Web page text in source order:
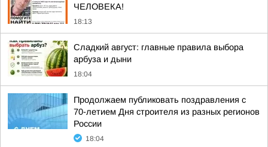
ЧЕЛОВЕКА!
18:13
Сладкий август: главные правила выбора
арбуза и дыни
18:04
Продолжаем публиковать поздравления с
70-летием Дня строителя из разных регионов
России
18:04